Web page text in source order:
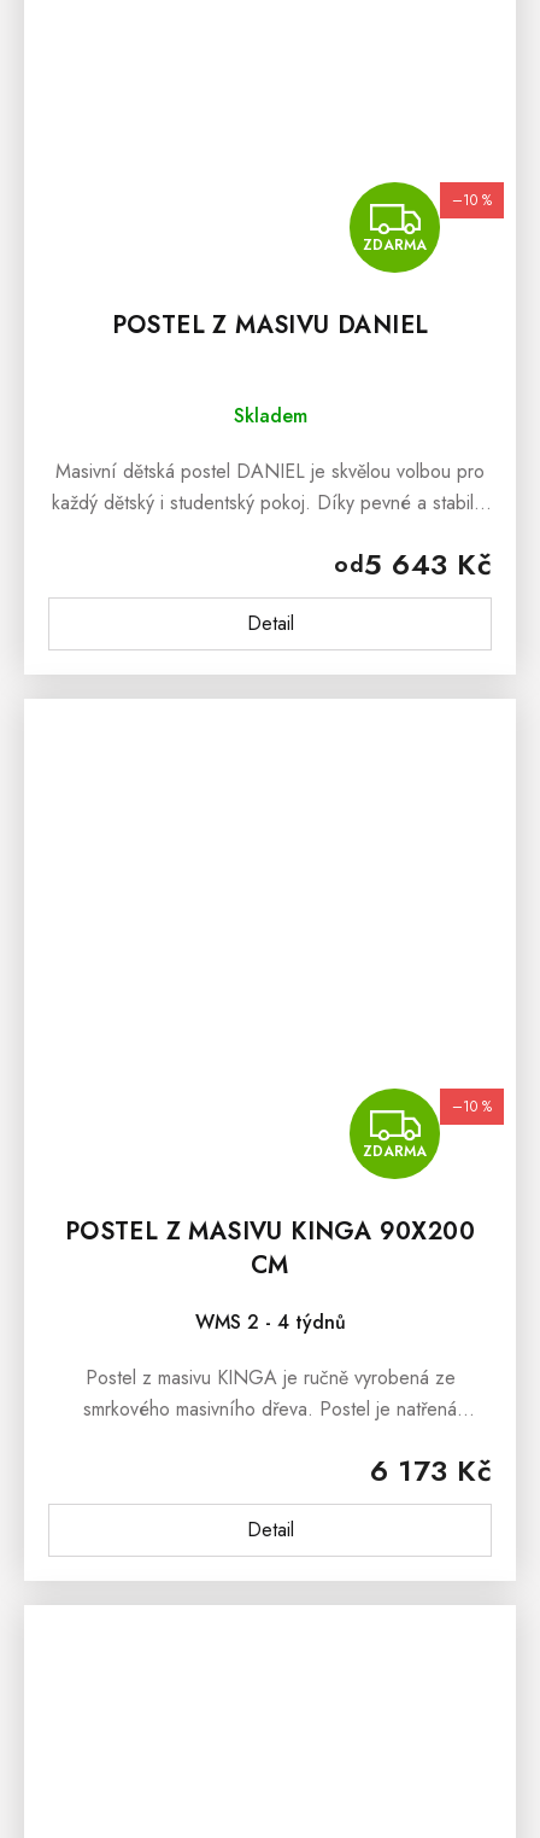
ZDARMA
–10 %
POSTEL Z MASIVU DANIEL
Skladem
od5 643 Kč
Detail
Masivní dětská postel DANIEL je skvělou volbou pro
každý dětský i studentský pokoj. Díky pevné a stabilní
ZDARMA
–10 %
POSTEL Z MASIVU KINGA 90X200
CM
WMS 2 - 4 týdnů
6 173 Kč
Detail
Postel z masivu KINGA je ručně vyrobená ze
smrkového masivního dřeva. Postel je natřená